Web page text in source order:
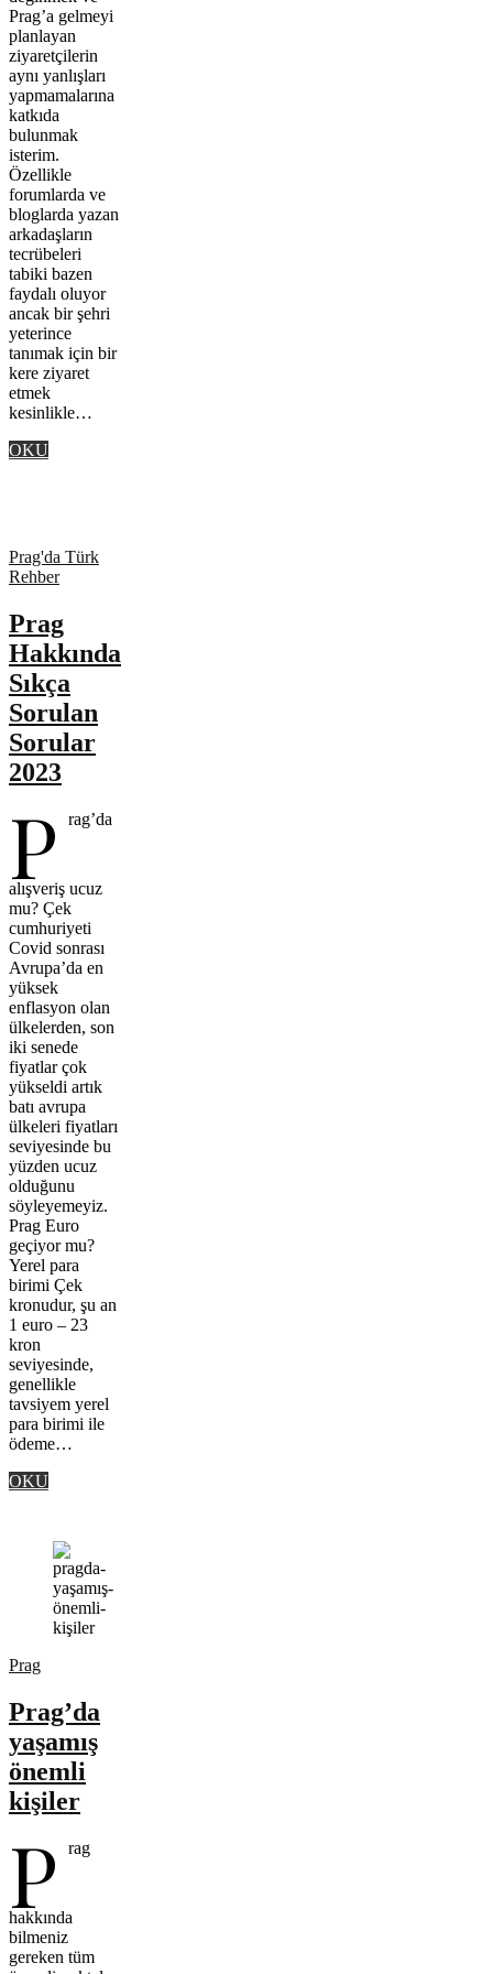
Prag’a gelmeyi
planlayan
ziyaretçilerin
aynı yanlışları
yapmamalarına
katkıda
bulunmak
isterim.
Özellikle
forumlarda ve
bloglarda yazan
arkadaşların
tecrübeleri
tabiki bazen
faydalı oluyor
ancak bir şehri
yeterince
tanımak için bir
kere ziyaret
etmek
kesinlikle…
OKU
Prag'da Türk
Rehber
Prag
Hakkında
Sıkça
Sorulan
Sorular
2023
P rag’da
alışveriş ucuz
mu? Çek
cumhuriyeti
Covid sonrası
Avrupa’da en
yüksek
enflasyon olan
ülkelerden, son
iki senede
fiyatlar çok
yükseldi artık
batı avrupa
ülkeleri fiyatları
seviyesinde bu
yüzden ucuz
olduğunu
söyleyemeyiz.
Prag Euro
geçiyor mu?
Yerel para
birimi Çek
kronudur, şu an
1 euro – 23
kron
seviyesinde,
genellikle
tavsiyem yerel
para birimi ile
ödeme…
OKU
Prag
Prag’da
yaşamış
önemli
kişiler
P rag
hakkında
bilmeniz
gereken tüm